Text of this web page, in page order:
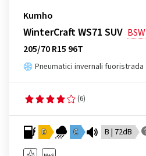
Kumho
WinterCraft WS71 SUV BSW
205/70 R15 96T
Pneumatici invernali fuoristrada
(6)
D C B | 72dB